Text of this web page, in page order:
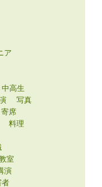
ア
中高生
写真
寄席
料理
室
演